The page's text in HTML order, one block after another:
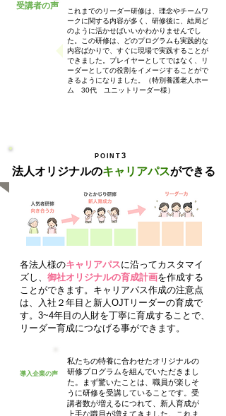
これまでのリーダー研修は、理念やチームワ
ークに関する内容が多く、研修後に、結局ど
のように活かせばいいかわかりませんでし
た。この研修は、どのプログラムも実践的な
内容ばかりで、すぐに現場で実践することが
できました。プレイヤーとしてではなく、リ
ーダーとしての役割をイメージすることがで
きるようになりました。（特別養護老人ホー
ム 30代 ユニットリーダー様）
受講者の声
POINT 3
法人オリジナルのキャリアパスができる
各法人様のキャリアパスに沿ってカスタマイ
ズし、 御社オリジナルの育成計画を作成する
ことができます。キャリアパス作成の注意点
は、入社２年目と新人OJTリーダーの育成で
す。3~4年目の人財を丁寧に育成することで、
リーダー育成につなげる事ができます。
導入企業の声
私たちの特養に合わせたオリジナルの
研修プログラムを組んでいただきまし
た。まず驚いたことは、職員が楽しそ
うに研修を受講していることです。受
講者数が増えるにつれて、新人育成が
上手な職員が増えてきました。これま